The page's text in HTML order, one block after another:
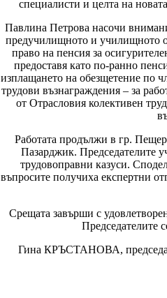
специалисти и целта на
Павлина Петрова насочи
предучилищното и училищното
право на пенсия за
предоставя като по-ранно
изплащането на обезщетение по
трудови възнаграждения – за
от Отрасловия колективен
Работата продължи в гр.
Пазарджик. Председателите
трудовоправни казуси.
въпросите получиха експертни
Срещата завърши с
Председателите
Гина КРЪСТАНОВА,